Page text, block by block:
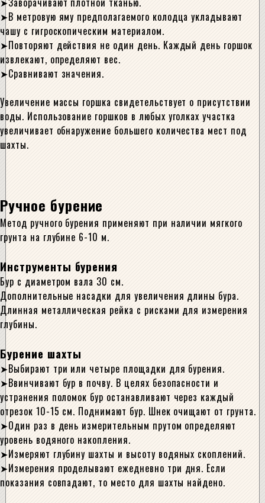
В метровую яму предполагаемого колодца укладывают
чашу с гигроскопическим материалом.
Повторяют действия не один день. Каждый день горшок
извлекают, определяют вес.
Сравнивают значения.
Увеличение массы горшка свидетельствует о присутствии
воды. Использование горшков в любых уголках участка
увеличивает обнаружение большего количества мест под
шахты.
Ручное бурение
Метод ручного бурения применяют при наличии мягкого
грунта на глубине 6-10 м.
Инструменты бурения
Бур с диаметром вала 30 см.
Дополнительные насадки для увеличения длины бура.
Длинная металлическая рейка с рисками для измерения
глубины.
Бурение шахты
Выбирают три или четыре площадки для бурения.
Ввинчивают бур в почву. В целях безопасности и
устранения поломок бур останавливают через каждый
отрезок 10-15 см. Поднимают бур. Шнек очищают от грунта.
Один раз в день измерительным прутом определяют
уровень водяного накопления.
Измеряют глубину шахты и высоту водяных скоплений.
Измерения проделывают ежедневно три дня. Если
показания совпадают, то место для шахты найдено.